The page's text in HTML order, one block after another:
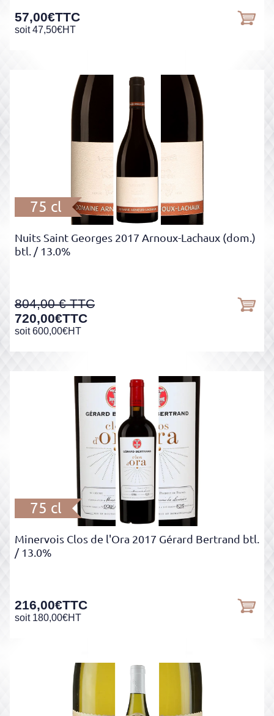
57,00€TTC
soit 47,50€HT
75 cl
Nuits Saint Georges 2017 Arnoux-Lachaux (dom.)
btl. / 13.0%
804,00
720,00€TTC
soit 600,00€HT
75 cl
Minervois Clos de l'Ora 2017 Gérard Bertrand btl.
/ 13.0%
216,00€TTC
soit 180,00€HT